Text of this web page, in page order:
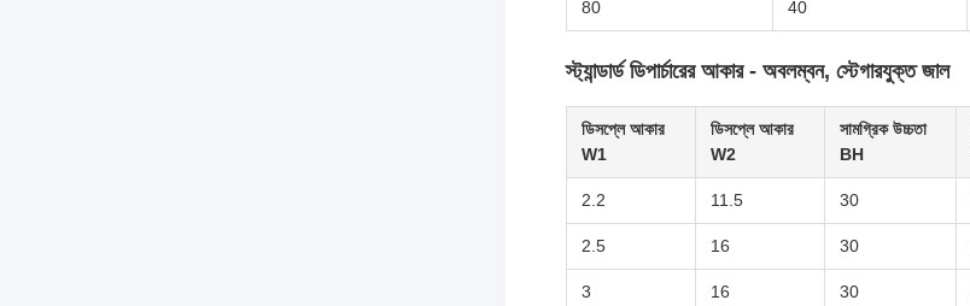
80 40
স্ট্যান্ডার্ড ডিপার্চারের আকার - অবলম্বন, স্টেগারযুক্ত জাল
ডিসপ্লে আকার
W1
ডিসপ্লে আকার
W2
সামগ্রিক উচ্চতা
BH
2.2 11.5 30
2.5 16 30
3 16 30